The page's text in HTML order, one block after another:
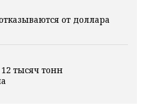
от доллара
тысяч тонн